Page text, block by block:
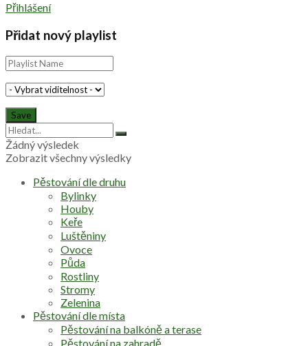
Přihlášení
Přidat nový playlist
Žádný výsledek
Zobrazit všechny výsledky
Pěstování dle druhu
Bylinky
Houby
Keře
Luštěniny
Ovoce
Půda
Rostliny
Stromy
Zelenina
Pěstování dle místa
Pěstování na balkóně a terase
Pěstování na zahradě